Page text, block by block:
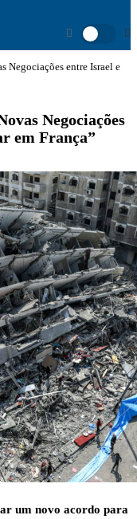
Negociações entre Israel e
Negociações
em França”
um novo acordo para